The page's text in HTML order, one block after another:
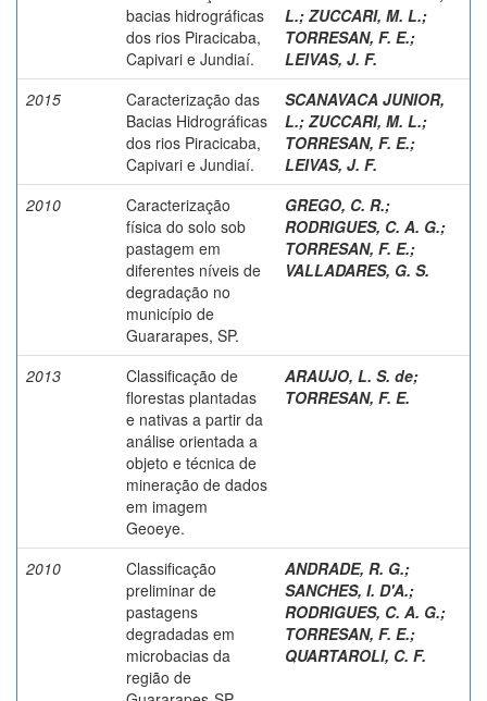
bacias hidrográficas
dos rios Piracicaba,
Capivari e Jundiaí.
L.; ZUCCARI, M. L.;
TORRESAN, F. E.;
LEIVAS, J. F.
2015
Caracterização das
Bacias Hidrográficas
dos rios Piracicaba,
Capivari e Jundiaí.
SCANAVACA JUNIOR,
L.; ZUCCARI, M. L.;
TORRESAN, F. E.;
LEIVAS, J. F.
2010
Caracterização
física do solo sob
pastagem em
diferentes níveis de
degradação no
município de
Guararapes, SP.
GREGO, C. R.;
RODRIGUES, C. A. G.;
TORRESAN, F. E.;
VALLADARES, G. S.
2013
Classificação de
florestas plantadas
e nativas a partir da
análise orientada a
objeto e técnica de
mineração de dados
em imagem
Geoeye.
ARAUJO, L. S. de;
TORRESAN, F. E.
2010
Classificação
preliminar de
pastagens
degradadas em
microbacias da
região de
ANDRADE, R. G.;
SANCHES, I. D'A.;
RODRIGUES, C. A. G.;
TORRESAN, F. E.;
QUARTAROLI, C. F.